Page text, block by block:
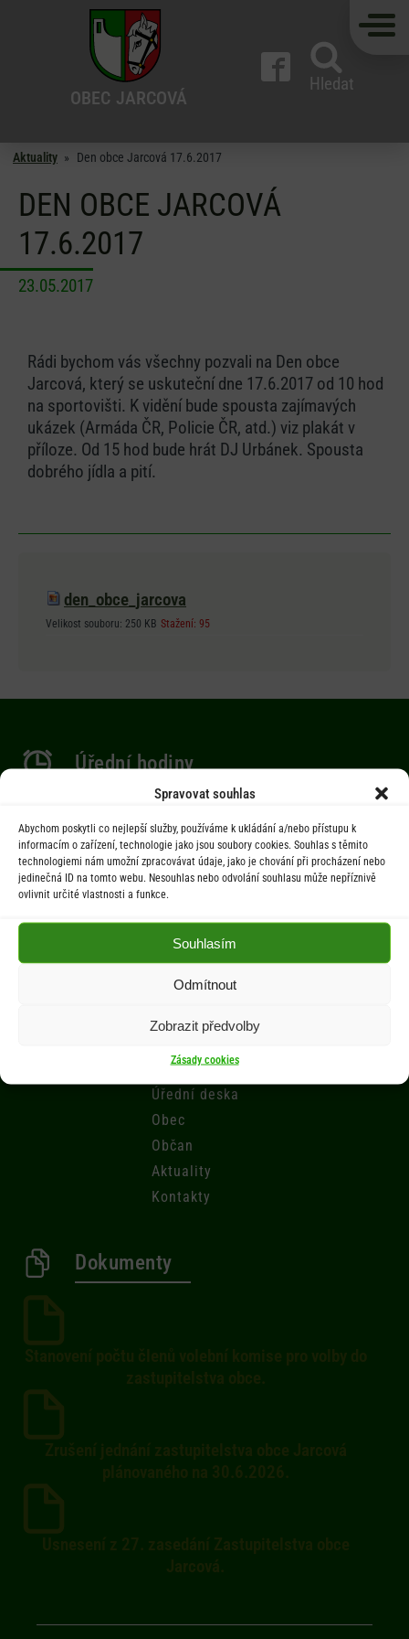
Spravovat souhlas
Abychom poskytli co nejlepší služby, používáme k ukládání a/nebo přístupu k
informacím o zařízení, technologie jako jsou soubory cookies. Souhlas s těmito
technologiemi nám umožní zpracovávat údaje, jako je chování při procházení nebo
jedinečná ID na tomto webu. Nesouhlas nebo odvolání souhlasu může nepříznivě
ovlivnit určité vlastnosti a funkce.
Souhlasím
Odmítnout
Zobrazit předvolby
Zásady cookies
OBEC JARCOVÁ
Hledat
Aktuality » Den obce Jarcová 17.6.2017
DEN OBCE JARCOVÁ
17.6.2017
23.05.2017
Rádi bychom vás všechny pozvali na Den obce
Jarcová, který se uskuteční dne 17.6.2017 od 10 hod
na sportovišti. K vidění bude spousta zajímavých
ukázek (Armáda ČR, Policie ČR, atd.) viz plakát v
příloze. Od 15 hod bude hrát DJ Urbánek. Spousta
dobrého jídla a pití.
den_obce_jarcova
Velikost souboru: 250 KB Stažení: 95
Úřední hodiny
St 9.00-12.00 hod. / 14.00-17.00 hod.
Počasí
Aktuální informace o počasí z meteostanice (Brňov) vzdálené 2km od
obce Jarcová.
Úřad
Úřední deska
Obec
Občan
Aktuality
Kontakty
Dokumenty